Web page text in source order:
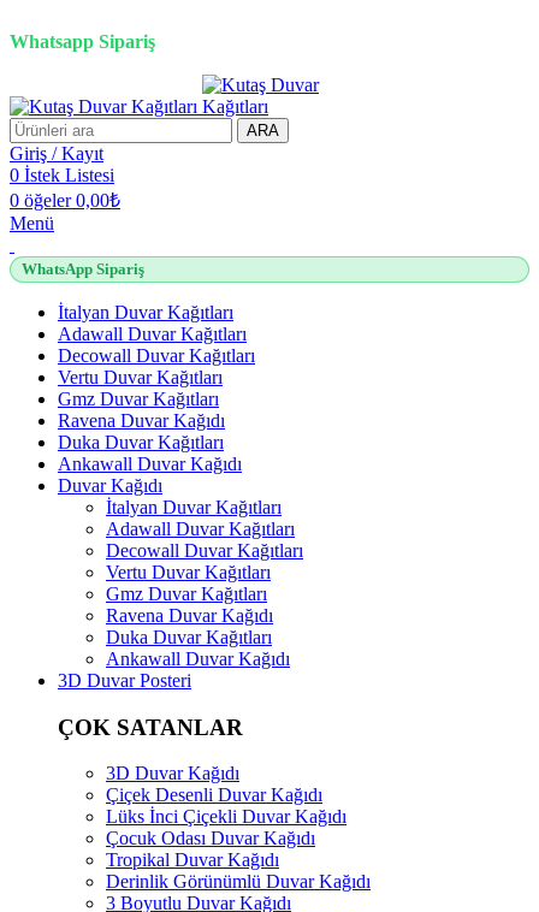
Whatsapp Sipariş
ARA
Giriş / Kayıt
0 İstek Listesi
0 öğeler 0,00₺
Menü
WhatsApp Sipariş
İtalyan Duvar Kağıtları
Adawall Duvar Kağıtları
Decowall Duvar Kağıtları
Vertu Duvar Kağıtları
Gmz Duvar Kağıtları
Ravena Duvar Kağıdı
Duka Duvar Kağıtları
Ankawall Duvar Kağıdı
Duvar Kağıdı
İtalyan Duvar Kağıtları
Adawall Duvar Kağıtları
Decowall Duvar Kağıtları
Vertu Duvar Kağıtları
Gmz Duvar Kağıtları
Ravena Duvar Kağıdı
Duka Duvar Kağıtları
Ankawall Duvar Kağıdı
3D Duvar Posteri
ÇOK SATANLAR
3D Duvar Kağıdı
Çiçek Desenli Duvar Kağıdı
Lüks İnci Çiçekli Duvar Kağıdı
Çocuk Odası Duvar Kağıdı
Tropikal Duvar Kağıdı
Derinlik Görünümlü Duvar Kağıdı
3 Boyutlu Duvar Kağıdı